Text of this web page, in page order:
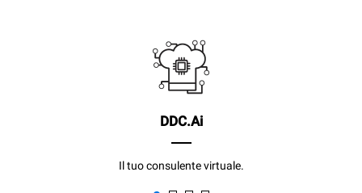
DDC.Ai
Il tuo consulente virtuale.